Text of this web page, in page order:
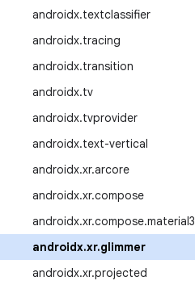
androidx.textclassifier
androidx.tracing
androidx.transition
androidx.tv
androidx.tvprovider
androidx.text-vertical
androidx.xr.arcore
androidx.xr.compose
androidx.xr.compose.material3
androidx.xr.glimmer
androidx.xr.projected